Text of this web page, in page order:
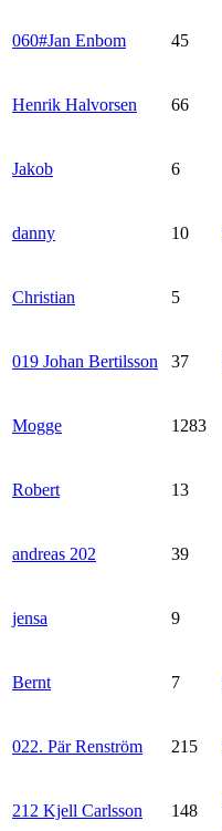
060#Jan Enbom 45
Henrik Halvorsen 66
Jakob 6
danny 10
Christian 5
019 Johan Bertilsson 37
Mogge 1283
Robert 13
andreas 202 39
jensa 9
Bernt 7
022. Pär Renström 215
212 Kjell Carlsson 148